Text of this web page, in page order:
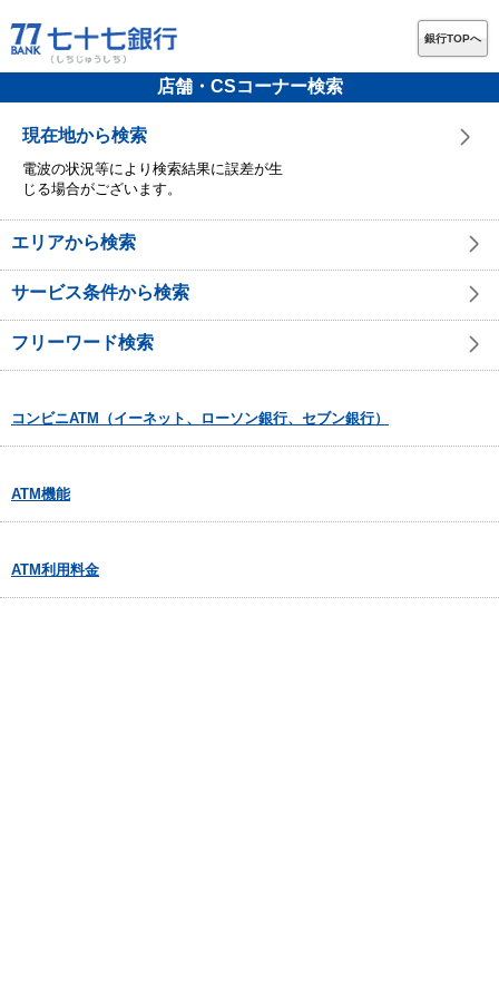
銀行TOPへ
店舗・CSコーナー検索
現在地から検索
電波の状況等により検索結果に誤差が生
じる場合がございます。
エリアから検索
サービス条件から検索
フリーワード検索
コンビニATM（イーネット、ローソン銀行、セブン銀行）
ATM機能
ATM利用料金